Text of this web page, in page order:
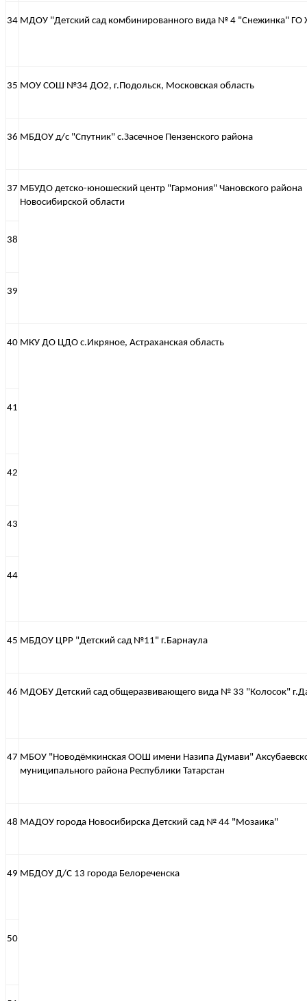
34 МДОУ "Детский сад комбинированного вида № 4 "Снежинка" ГО
35 МОУ СОШ №34 ДО2, г.Подольск, Московская область
36 МБДОУ д/с "Спутник" с.Засечное Пензенского района
37 МБУДО детско-юношеский центр "Гармония" Чановского района
Новосибирской области
38
39
40 МКУ ДО ЦДО с.Икряное, Астраханская область
41
42
43
44
45 МБДОУ ЦРР "Детский сад №11" г.Барнаула
46 МДОБУ Детский сад общеразвивающего вида № 33 "Колосок"
47 МБОУ "Новодёмкинская ООШ имени Назипа Думави"
муниципального района Республики Татарстан
48 МАДОУ города Новосибирска Детский сад № 44 "Мозаика"
49 МБДОУ Д/С 13 города Белореченска
50